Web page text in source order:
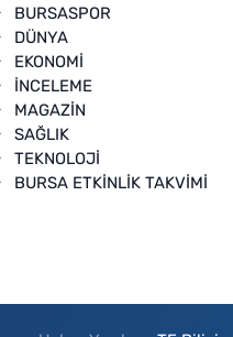
BURSASPOR
DÜNYA
EKONOMİ
İNCELEME
MAGAZİN
SAĞLIK
TEKNOLOJİ
BURSA ETKİNLİK TAKVİMİ